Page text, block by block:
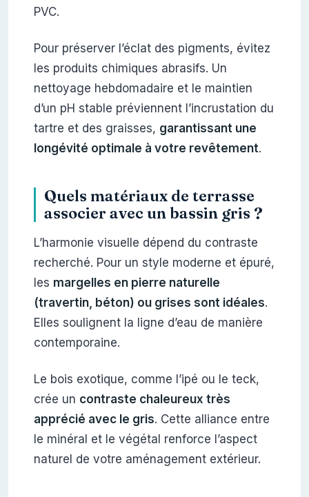
PVC.
Pour préserver l’éclat des pigments, évitez
les produits chimiques abrasifs. Un
nettoyage hebdomadaire et le maintien
d’un pH stable préviennent l’incrustation du
tartre et des graisses, garantissant une
longévité optimale à votre revêtement.
Quels matériaux de terrasse
associer avec un bassin gris ?
L’harmonie visuelle dépend du contraste
recherché. Pour un style moderne et épuré,
les margelles en pierre naturelle
(travertin, béton) ou grises sont idéales.
Elles soulignent la ligne d’eau de manière
contemporaine.
Le bois exotique, comme l’ipé ou le teck,
crée un contraste chaleureux très
apprécié avec le gris. Cette alliance entre
le minéral et le végétal renforce l’aspect
naturel de votre aménagement extérieur.